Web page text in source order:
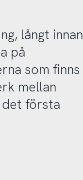
långt innan
på
som finns
mellan
första